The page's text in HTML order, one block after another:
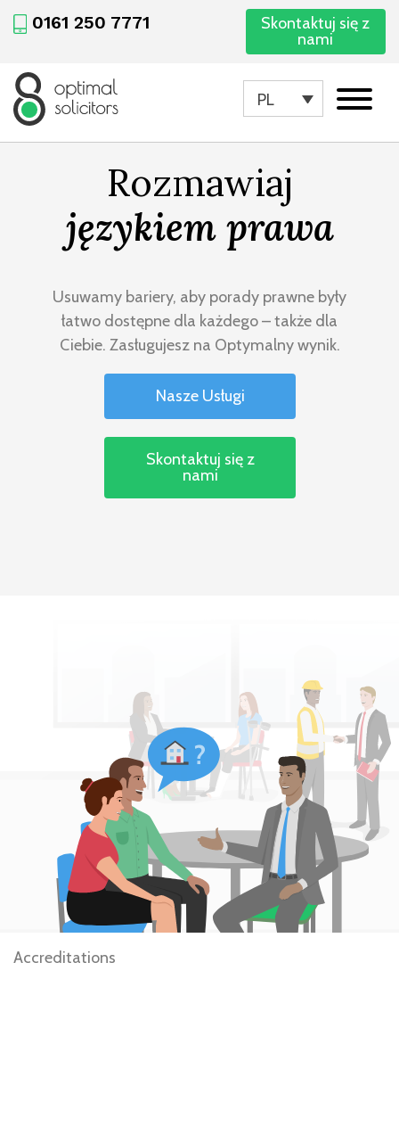
0161 250 7771
Skontaktuj się z
nami
PL
Rozmawiaj
językiem prawa
Usuwamy bariery, aby porady prawne były
łatwo dostępne dla każdego – także dla
Ciebie. Zasługujesz na Optymalny wynik.
Nasze Usługi
Skontaktuj się z
nami
Accreditations